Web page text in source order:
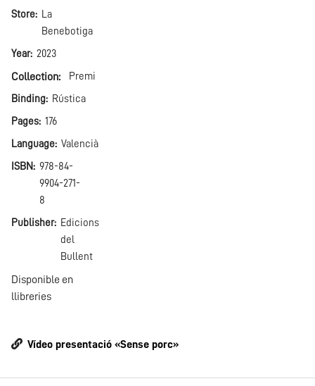
Store
La
Benebotiga
Year 2023
Collection Premi
Binding Rústica
Pages 176
Language Valencià
ISBN
978-84-
9904-271-
8
Publisher
Edicions
del
Bullent
Disponible en
llibreries
Vídeo presentació «Sense porc»